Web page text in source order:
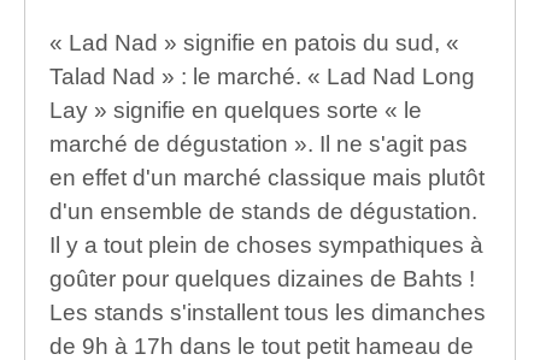
« Lad Nad » signifie en patois du sud, «
Talad Nad » : le marché. « Lad Nad Long
Lay » signifie en quelques sorte « le
marché de dégustation ». Il ne s'agit pas
en effet d'un marché classique mais plutôt
d'un ensemble de stands de dégustation.
Il y a tout plein de choses sympathiques à
goûter pour quelques dizaines de Bahts !
Les stands s'installent tous les dimanches
de 9h à 17h dans le tout petit hameau de